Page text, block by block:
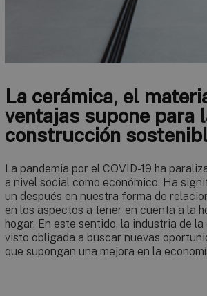
La cerámica, el
ventajas supone para
construcción
La pandemia por el COVID-19 ha
a nivel social como económico. Ha
un después en nuestra forma de
en los aspectos a tener en cuenta a la
hogar. En este sentido, la industria de
visto obligada a buscar nuevas
que supongan una mejora en la